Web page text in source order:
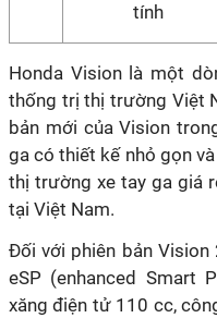
tính
Honda Vision là một
thống trị thị trường Việt
bản mới của Vision
ga có thiết kế nhỏ gọn
thị trường xe tay ga giá
tại Việt Nam.
Đối với phiên bản
eSP (enhanced Smart
xăng điện tử 110 cc,